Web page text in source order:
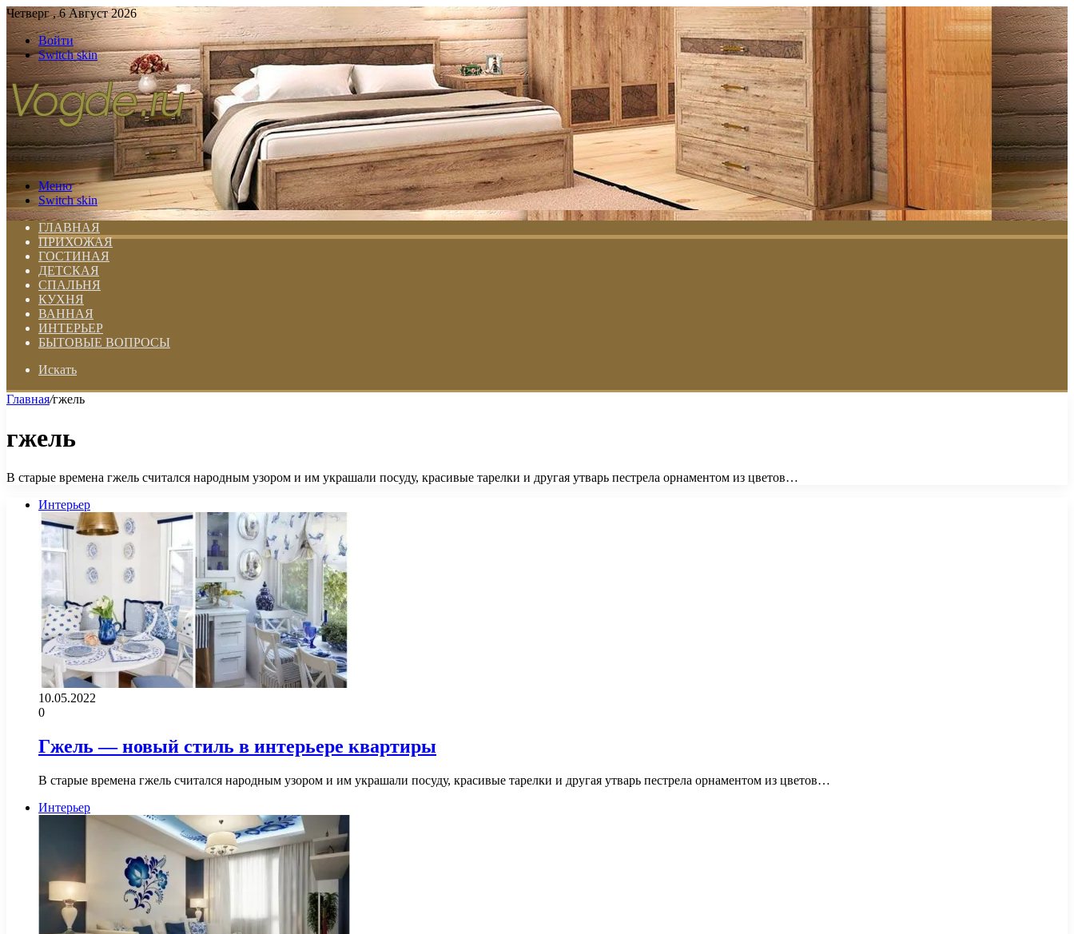
Четверг , 6 Август 2026
Войти
Switch skin
Меню
Switch skin
ГЛАВНАЯ
ПРИХОЖАЯ
ГОСТИНАЯ
ДЕТСКАЯ
СПАЛЬНЯ
КУХНЯ
ВАННАЯ
ИНТЕРЬЕР
БЫТОВЫЕ ВОПРОСЫ
Искать
Главная/гжель
гжель
В старые времена гжель считался народным узором и им украшали посуду, красивые тарелки и другая утварь пестрела орнаментом из цветов…
Интерьер
10.05.2022
0
Гжель — новый стиль в интерьере квартиры
В старые времена гжель считался народным узором и им украшали посуду, красивые тарелки и другая утварь пестрела орнаментом из цветов…
Интерьер